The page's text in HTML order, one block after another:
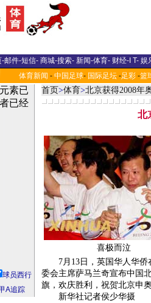
-邮件-短信- 商城-搜索- 新闻-体育- 财经-I T- 娱
体育新闻 - 中国足球- 国际足坛 -足彩 -篮
球员西行
A追踪
首页>体育>北京获得2008年
北
喜极而泣
7月13日，英国华人华侨
委会主席萨马兰奇宣布中国
旗，欢庆胜利，祝贺北京申
新华社记者侯少华摄